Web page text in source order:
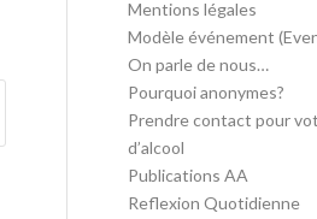
Mentions légales
Modèle événement
On parle de nous…
Pourquoi anonymes?
Prendre contact pour
d’alcool
Publications AA
Reflexion Quotidienne